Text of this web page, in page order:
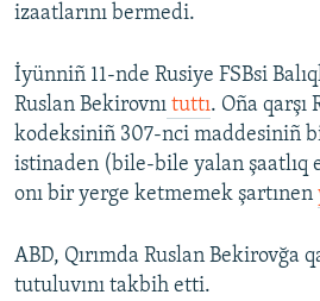
izaatlarını bermedi.
İyünniñ 11-nde Rusiye FSBsi
Ruslan Bekirovnı tuttı. Oña qarşı
kodeksiniñ 307-nci maddesiniñ
istinaden (bile-bile yalan şaatlıq
onı bir yerge ketmemek şartınen
ABD, Qırımda Ruslan Bekirovğa
tutuluvını takbih etti.